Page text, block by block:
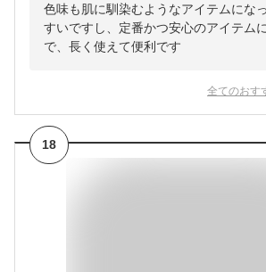
色味も肌に馴染むようなアイテムにな
すいですし、定番かつ安心のアイテム
で、長く使えて便利です
全てのおす
18